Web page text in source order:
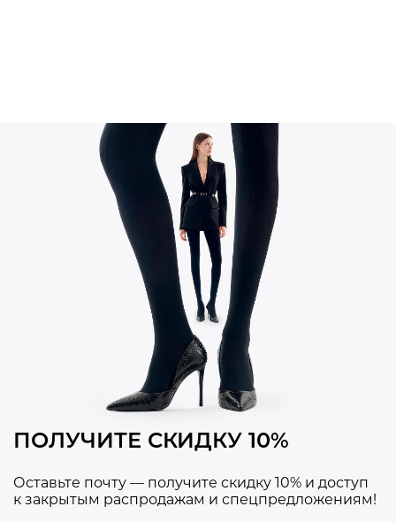
ПОЛУЧИТЕ СКИДКУ 10%
Оставьте почту — получите скидку 10% и доступ
к закрытым распродажам и спецпредложениям!